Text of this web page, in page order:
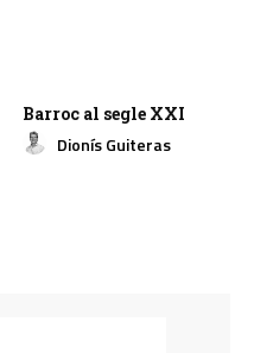
Barroc al segle XXI
Dionís Guiteras